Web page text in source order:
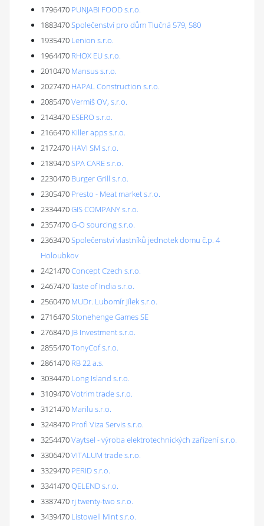
1796470 PUNJABI FOOD s.r.o.
1883470Společenství pro dům Tlučná 579, 580
1935470 Lenion s.r.o.
1964470 RHOX EU s.r.o.
2010470 Mansus s.r.o.
2027470 HAPAL Construction s.r.o.
2085470Vermiš OV, s.r.o.
2143470 ESERO s.r.o.
2166470 Killer apps s.r.o.
2172470 HAVI SM s.r.o.
2189470SPA CARE s.r.o.
2230470 Burger Grill s.r.o.
2305470 Presto - Meat market s.r.o.
2334470GIS COMPANY s.r.o.
2357470G-O sourcing s.r.o.
2363470Společenství vlastníků jednotek domu č.p. 4
Holoubkov
2421470Concept Czech s.r.o.
2467470Taste of India s.r.o.
2560470 MUDr. Lubomír Jílek s.r.o.
2716470Stonehenge Games SE
2768470 JB Investment s.r.o.
2855470TonyCof s.r.o.
2861470 RB 22 a.s.
3034470 Long Island s.r.o.
3109470Votrim trade s.r.o.
3121470 Marilu s.r.o.
3248470 Profi Viza Servis s.r.o.
3254470Vaytsel - výroba elektrotechnických zařízení s.r.o.
3306470VITALUM trade s.r.o.
3329470 PERID s.r.o.
3341470QELEND s.r.o.
3387470 rj twenty-two s.r.o.
3439470 Listowell Mint s.r.o.